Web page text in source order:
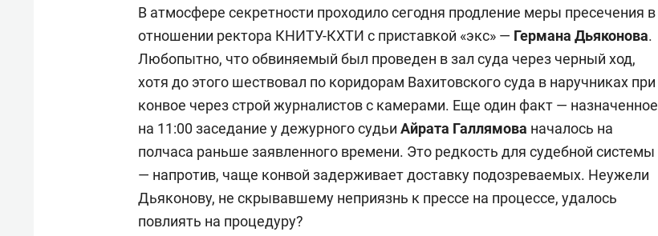
В атмосфере секретности проходило сегодня продление меры пресечения в
отношении ректора КНИТУ-КХТИ с приставкой «экс» — Германа Дьяконова.
Любопытно, что обвиняемый был проведен в зал суда через черный ход,
хотя до этого шествовал по коридорам Вахитовского суда в наручниках при
конвое через строй журналистов с камерами. Еще один факт — назначенное
на 11:00 заседание у дежурного судьи Айрата Галлямова началось на
полчаса раньше заявленного времени. Это редкость для судебной системы
— напротив, чаще конвой задерживает доставку подозреваемых. Неужели
Дьяконову, не скрывавшему неприязнь к прессе на процессе, удалось
повлиять на процедуру?